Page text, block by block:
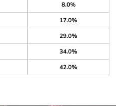
8.0%
17.0%
29.0%
34.0%
42.0%